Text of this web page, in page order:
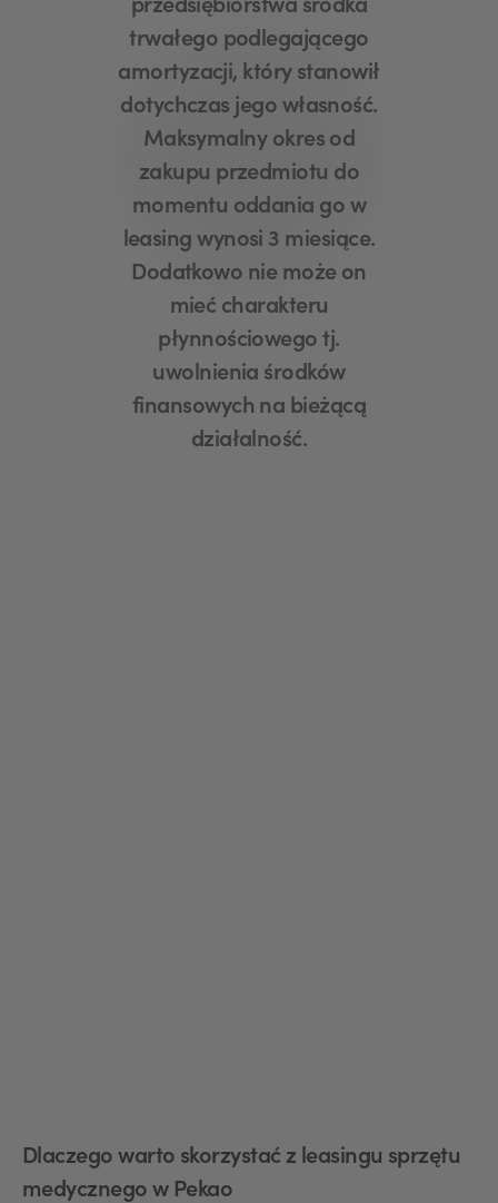
przedsiębiorstwa środka
trwałego podlegającego
amortyzacji, który stanowił
dotychczas jego własność.
Maksymalny okres od
zakupu przedmiotu do
momentu oddania go w
leasing wynosi 3 miesiące.
Dodatkowo nie może on
mieć charakteru
płynnościowego tj.
uwolnienia środków
finansowych na bieżącą
działalność.
Dlaczego warto skorzystać z leasingu sprzętu
medycznego w Pekao